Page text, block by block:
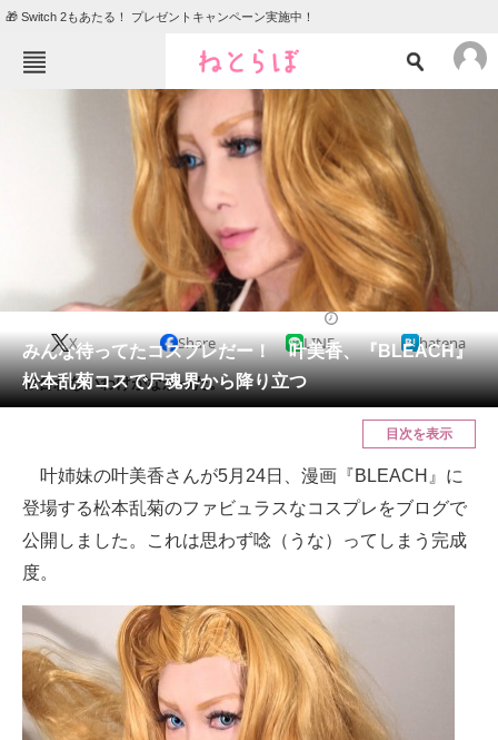
🎁 Switch 2もあたる！ プレゼントキャンペーン実施中！
ねとらぼメニュー
ニュース
クイズ
地域
教育・育児
リサーチ
会員記事
メディア
ITの今と未来を見通す
スマホと通信の最新トレンド
好きが集まる 比べて選べる
ビジネスと働き方のヒント
AI活用のいまが分かる
みんな待ってたコスプレだー！ 叶美香、『BLEACH』
松本乱菊コスで尸魂界から降り立つ
X Share LINE hatena
似合わないわけがなかった。
目次を表示
叶姉妹の叶美香さんが5月24日、漫画『BLEACH』に
登場する松本乱菊のファビュラスなコスプレをブログで
公開しました。これは思わず唸（うな）ってしまう完成
度。